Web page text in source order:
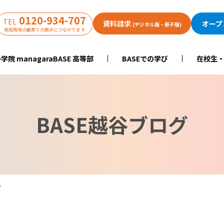
院 managaraBASE 高等部 BASEでの学び 在校生
TEL 0120-934-707
発信地域の最寄りの拠点につながります
資料請求 (デジタル版・冊子版) オー
BASE越谷ブログ